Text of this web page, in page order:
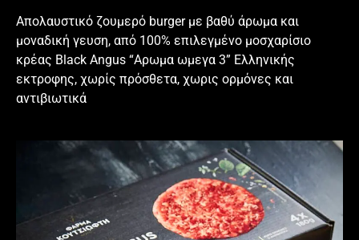
Απολαυστικό ζουμερό burger με βαθύ άρωμα και
μοναδική γευση, από 100% επιλεγμένο μοσχαρίσιο
κρέας Black Angus “Αρωμα ωμεγα 3” Ελληνικής
εκτροφης, χωρίς πρόσθετα, χωρις ορμόνες και
αντιβιωτικά